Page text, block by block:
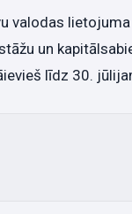
valodas
un
līdz 30.